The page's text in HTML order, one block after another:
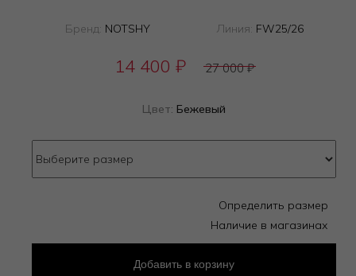
Бренд: NOTSHY Линия: FW25/26
14 400 ₽ 27 000₽
Цвет: Бежевый
Определить размер
Наличие в магазинах
Добавить в корзину